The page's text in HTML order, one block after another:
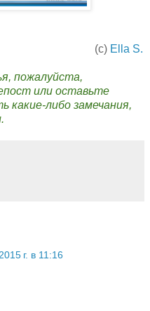
(с) Ella S.
пожалуйста,
или оставьте
какие-либо замечания,
г. в 11:16